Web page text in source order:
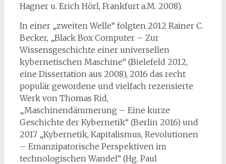
Hagner u. Erich Hörl, Frankfurt a.M. 2008).
In einer „zweiten Welle“ folgten 2012 Rainer C.
Becker, „Black Box Computer – Zur
Wissensgeschichte einer universellen
kybernetischen Maschine“ (Bielefeld 2012,
eine Dissertation aus 2008), 2016 das recht
populär gewordene und vielfach rezensierte
Werk von Thomas Rid,
„Maschinendämmerung – Eine kurze
Geschichte der Kybernetik“ (Berlin 2016) und
2017 „Kybernetik, Kapitalismus, Revolutionen
– Emanzipatorische Perspektiven im
technologischen Wandel“ (Hg. Paul